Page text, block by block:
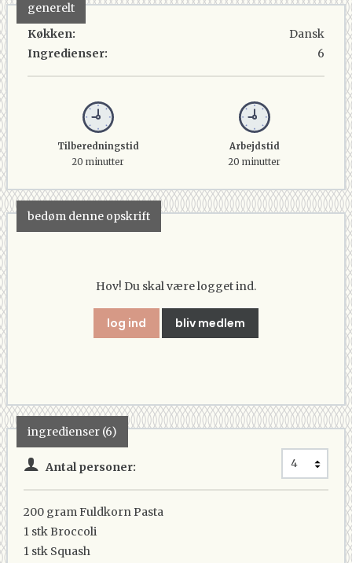
generelt
Køkken:
Ingredienser:
Dansk
6
Tilberedningstid
20 minutter
Arbejdstid
20 minutter
bedøm denne opskrift
Hov! Du skal være logget ind.
log ind bliv medlem
ingredienser (6)
Antal personer:
200 gramFuldkorn Pasta
1 stkBroccoli
1 stk Squash